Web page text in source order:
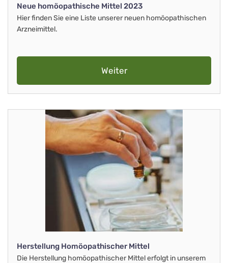
Neue homöopathische Mittel 2023
Hier finden Sie eine Liste unserer neuen homöopathischen
Arzneimittel.
Weiter
Herstellung Homöopathischer Mittel
Die Herstellung homöopathischer Mittel erfolgt in unserem